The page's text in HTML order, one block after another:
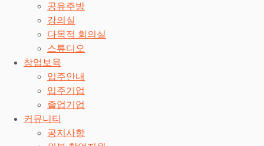
공유주방
강의실
다목적 회의실
스튜디오
창업보육
입주안내
입주기업
졸업기업
커뮤니티
공지사항